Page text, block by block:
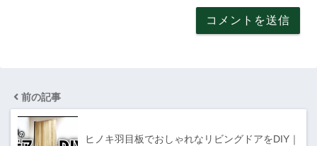
前の記事
ヒノキ羽目板でおしゃれなリビングドアをDIY｜